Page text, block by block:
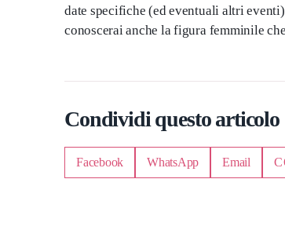
date specifiche (ed eventuali altri
conoscerai anche la figura femminile
Condividi questo articolo
Facebook WhatsApp Email